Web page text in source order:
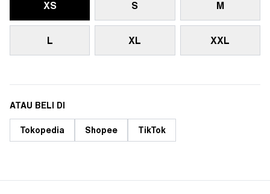
XS S M
L XL XXL
ATAU BELI DI
Tokopedia Shopee TikTok